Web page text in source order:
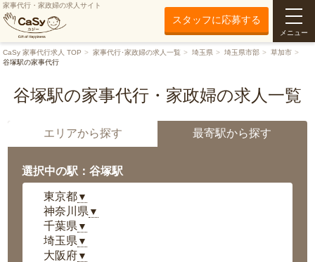
家事代行・家政婦の求人サイト
スタッフに応募する
メニュー
CaSy 家事代行求人 TOP 家事代行･家政婦の求人一覧 埼玉県 埼玉県市部
草加市
谷塚駅の家事代行
谷塚駅の家事代行・家政婦の求人一覧
エリアから探す 最寄駅から探す
選択中の駅：谷塚駅
東京都▼
神奈川県 ▼
千葉県 ▼
埼玉県 ▼
大阪府▼